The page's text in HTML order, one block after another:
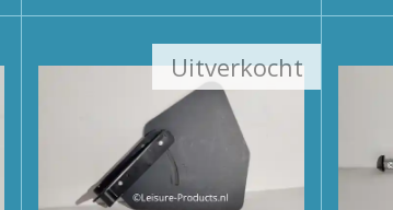
Uitverkocht